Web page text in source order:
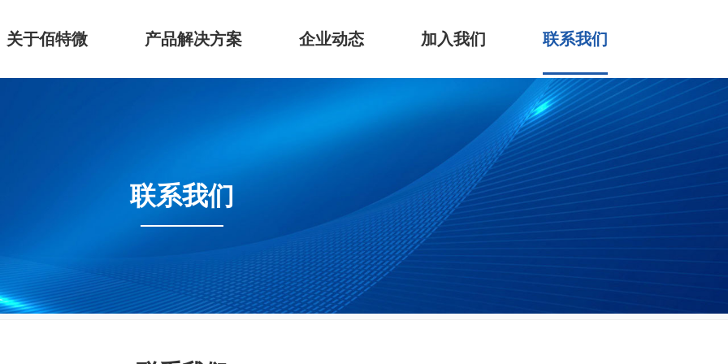
关于佰特微 产品解决方案 企业动态 加入我们 联系我们
联系我们